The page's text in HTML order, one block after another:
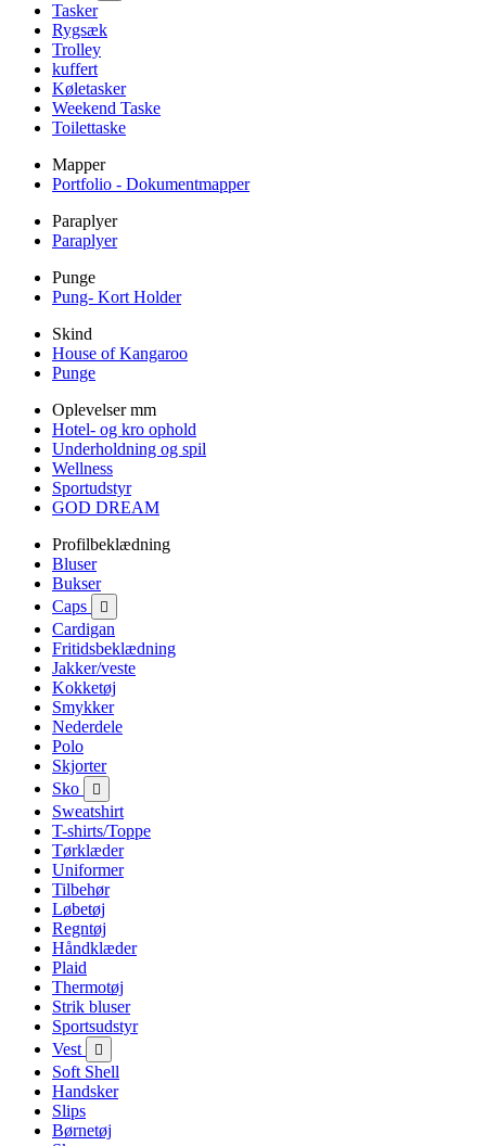
Tasker
Rygsæk
Trolley
kuffert
Køletasker
Weekend Taske
Toilettaske
Mapper
Portfolio - Dokumentmapper
Paraplyer
Paraplyer
Punge
Pung- Kort Holder
Skind
House of Kangaroo
Punge
Oplevelser mm
Hotel- og kro ophold
Underholdning og spil
Wellness
Sportudstyr
GOD DREAM
Profilbeklædning
Bluser
Bukser
Caps

Cardigan
Fritidsbeklædning
Jakker/veste
Kokketøj
Smykker
Nederdele
Polo
Skjorter
Sko

Sweatshirt
T-shirts/Toppe
Tørklæder
Uniformer
Tilbehør
Løbetøj
Regntøj
Håndklæder
Plaid
Thermotøj
Strik bluser
Sportsudstyr
Vest

Soft Shell
Handsker
Slips
Børnetøj